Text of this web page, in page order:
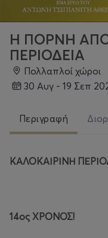
Η ΠΟΡΝΗ ΑΠΟ
ΠΕΡΙΟΔΕΙΑ
Πολλαπλοί χώροι
30 Αυγ - 19 Σεπ
Περιγραφή
ΚΑΛΟΚΑΙΡΙΝΗ
14ος ΧΡΟΝΟΣ!